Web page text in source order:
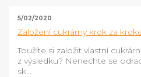
5/02/2020
Založení cukrárny krok za
Toužíte si založit vlastní
z výsledku? Nenechte se
sk...